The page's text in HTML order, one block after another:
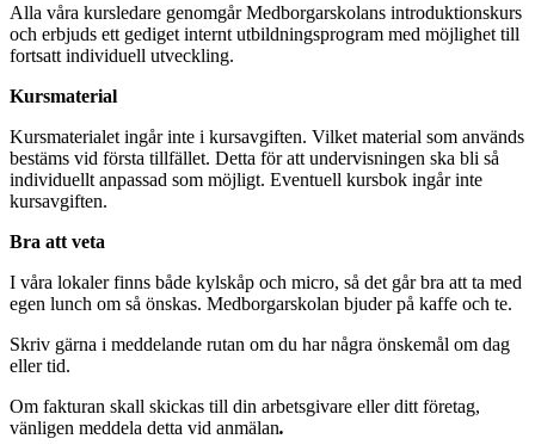
Alla våra kursledare genomgår Medborgarskolans introduktionskurs
och erbjuds ett gediget internt utbildningsprogram med möjlighet till
fortsatt individuell utveckling.
Kursmaterial
Kursmaterialet ingår inte i kursavgiften. Vilket material som används
bestäms vid första tillfället. Detta för att undervisningen ska bli så
individuellt anpassad som möjligt. Eventuell kursbok ingår inte
kursavgiften.
Bra att veta
I våra lokaler finns både kylskåp och micro, så det går bra att ta med
egen lunch om så önskas. Medborgarskolan bjuder på kaffe och te.
Skriv gärna i meddelande rutan om du har några önskemål om dag
eller tid.
Om fakturan skall skickas till din arbetsgivare eller ditt företag,
vänligen meddela detta vid anmälan.